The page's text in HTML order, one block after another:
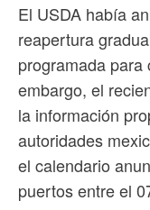
El USDA había
reapertura
programada para
embargo, el
la información
autoridades
el calendario
puertos entre el